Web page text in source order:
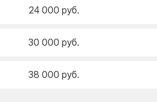
24 000 руб.
30 000 руб.
38 000 руб.